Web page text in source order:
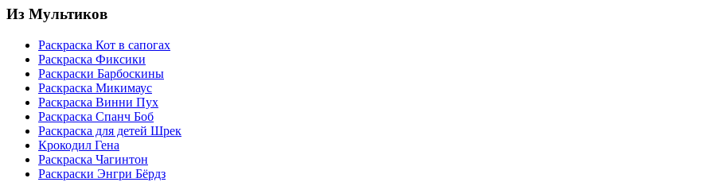
Из Мультиков
Раскраска Кот в сапогах
Раскраска Фиксики
Раскраски Барбоскины
Раскраска Микимаус
Раскраска Винни Пух
Раскраска Спанч Боб
Раскраска для детей Шрек
Крокодил Гена
Раскраска Чагинтон
Раскраски Энгри Бёрдз